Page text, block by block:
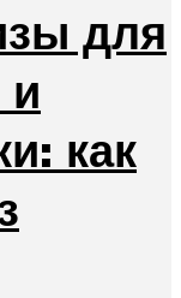
для
и
как